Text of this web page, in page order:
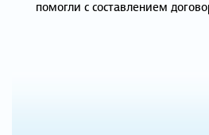
помогли с составлением